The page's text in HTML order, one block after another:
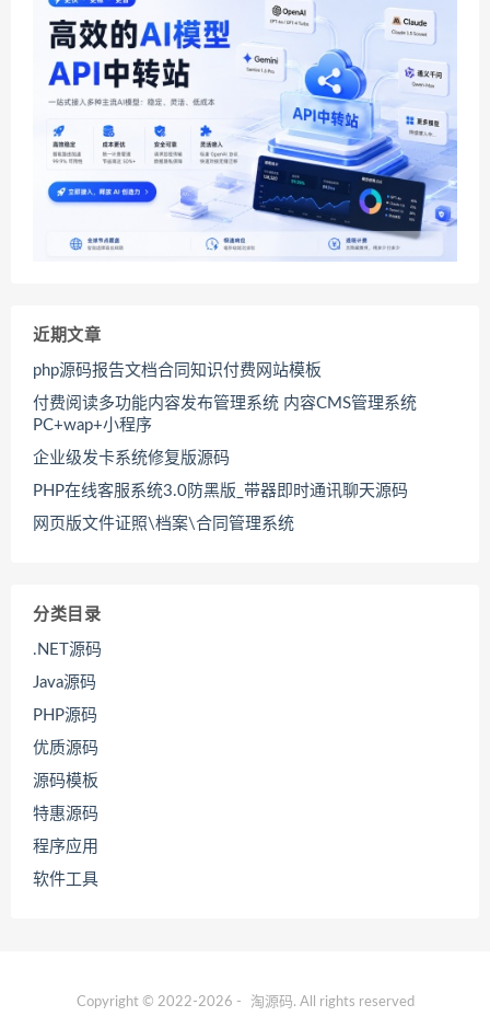
近期文章
php源码报告文档合同知识付费网站模板
付费阅读多功能内容发布管理系统 内容CMS管理系统
PC+wap+小程序
企业级发卡系统修复版源码
PHP在线客服系统3.0防黑版_带器即时通讯聊天源码
网页版文件证照\档案\合同管理系统
分类目录
.NET源码
Java源码
PHP源码
优质源码
源码模板
特惠源码
程序应用
软件工具
Copyright © 2022-2026 - 淘源码. All rights reserved